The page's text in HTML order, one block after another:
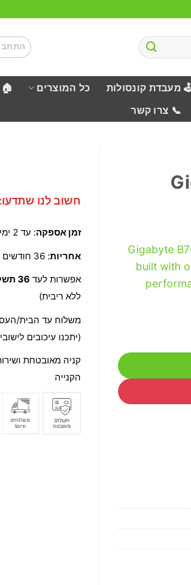
מעבדת קונסולות כל המוצרים
📞 צרו קשר
Gigabyte
built with
חשוב לנו שתדעו:
זמן אספקה: עד 2 ימי עסקים
אחריות: 36 חודשים ע”י היבואן הרשמי
אפשרות לעד 36 תשלומים
ללא ריבית)
משלוח עד הבית/
(יתכנו עיכובים
קניה מאובטחת
הקנייה